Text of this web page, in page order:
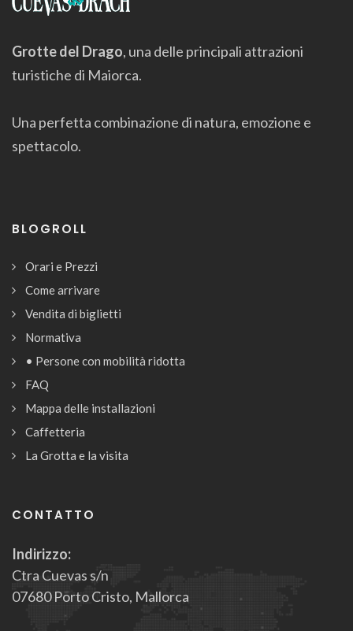
Grotte del Drago, una delle principali attrazioni
turistiche di Maiorca.
Una perfetta combinazione di natura, emozione e
spettacolo.
BLOGROLL
Orari e Prezzi
Come arrivare
Vendita di biglietti
Normativa
• Persone con mobilità ridotta
FAQ
Mappa delle installazioni
Caffetteria
La Grotta e la visita
CONTATTO
Indirizzo:
Ctra Cuevas s/n
07680 Porto Cristo, Mallorca